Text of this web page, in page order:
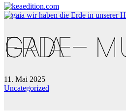
GAIA – MUTTER ERDE
11. Mai 2025
Uncategorized